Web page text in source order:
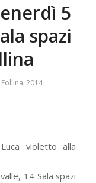
5
spazi
Follina_2014
violetto alla
14 Sala spazi